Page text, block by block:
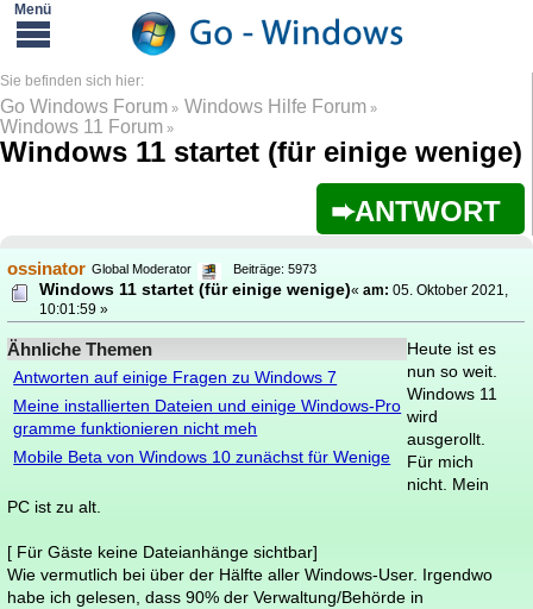
Go Windows Forum » Windows Hilfe Forum »
Windows 11 Forum »
Windows 11 startet (für einige wenige)
ANTWORT
ossinator Global Moderator Beiträge: 5973
Windows 11 startet (für einige wenige)«am: 05. Oktober 2021,
10:01:59 »
Ähnliche Themen
Antworten auf einige Fragen zu Windows 7
Meine installierten Dateien und einige Windows-Pro
gramme funktionieren nicht meh
Mobile Beta von Windows 10 zunächst für Wenige
Heute ist es
nun so weit.
Windows 11
wird
ausgerollt.
Für mich
nicht. Mein
PC ist zu alt.
[ Für Gäste keine Dateianhänge sichtbar]
Wie vermutlich bei über der Hälfte aller Windows-User. Irgendwo
habe ich gelesen, dass 90% der Verwaltung/Behörde in